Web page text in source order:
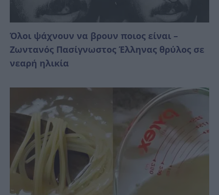
Όλοι ψάχνουν να βρουν ποιος είναι –
Ζωντανός Πασίγνωστος Έλληνας θρύλος σε
νεαρή ηλικία